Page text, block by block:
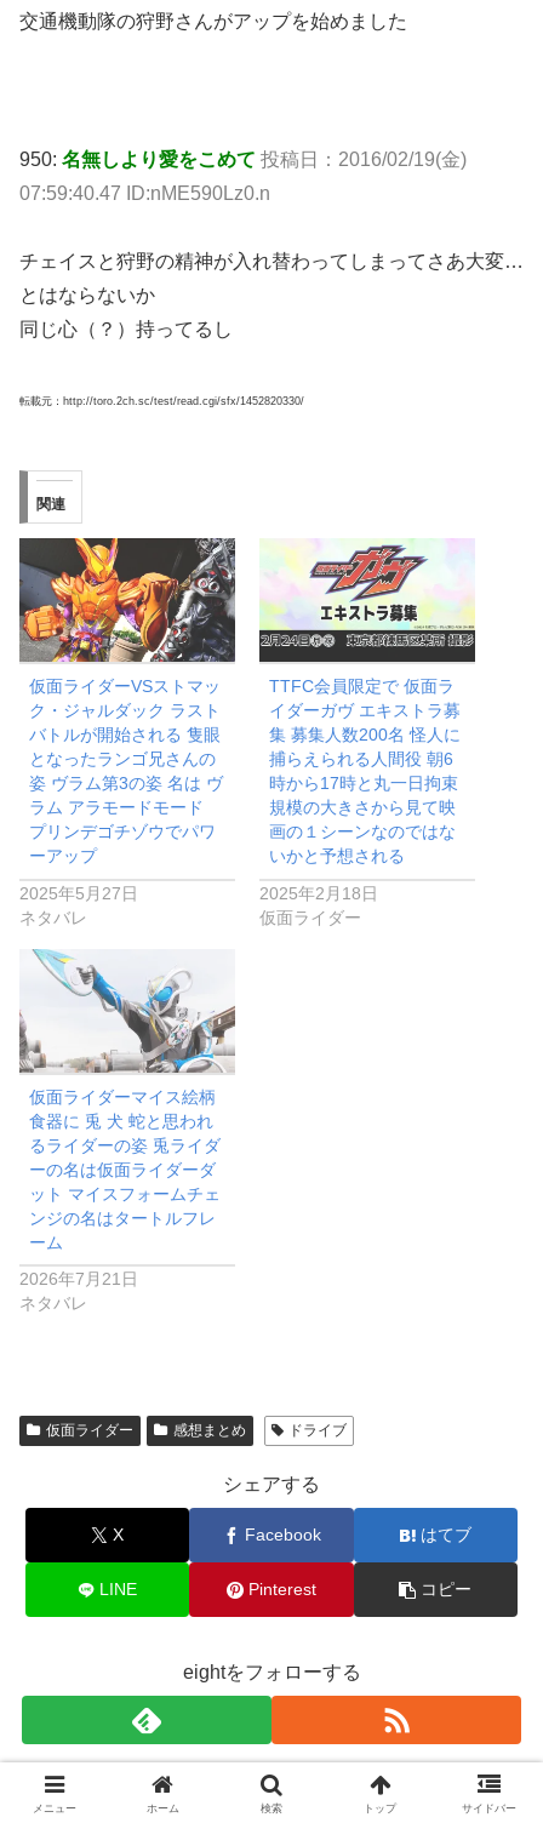
交通機動隊の狩野さんがアップを始めました
950: 名無しより愛をこめて 投稿日：2016/02/19(金)
07:59:40.47 ID:nME590Lz0.n
チェイスと狩野の精神が入れ替わってしまってさあ大変…
とはならないか
同じ心（？）持ってるし
転載元：http://toro.2ch.sc/test/read.cgi/sfx/1452820330/
関連
仮面ライダーVSストマッ
ク・ジャルダック ラスト
バトルが開始される 隻眼
となったランゴ兄さんの
姿 ヴラム第3の姿 名は ヴ
ラム アラモードモード
プリンデゴチゾウでパワ
ーアップ
2025年5月27日
ネタバレ
TTFC会員限定で 仮面ラ
イダーガヴ エキストラ募
集 募集人数200名 怪人に
捕らえられる人間役 朝6
時から17時と丸一日拘束
規模の大きさから見て映
画の１シーンなのではな
いかと予想される
2025年2月18日
仮面ライダー
仮面ライダーマイス絵柄
食器に 兎 犬 蛇と思われ
るライダーの姿 兎ライダ
ーの名は仮面ライダーダ
ット マイスフォームチェ
ンジの名はタートルフレ
ーム
2026年7月21日
ネタバレ
仮面ライダー 感想まとめ ドライブ
シェアする
X Facebook はてブ
LINE Pinterest コピー
eightをフォローする
eight
メニュー ホーム 検索 トップ サイドバー